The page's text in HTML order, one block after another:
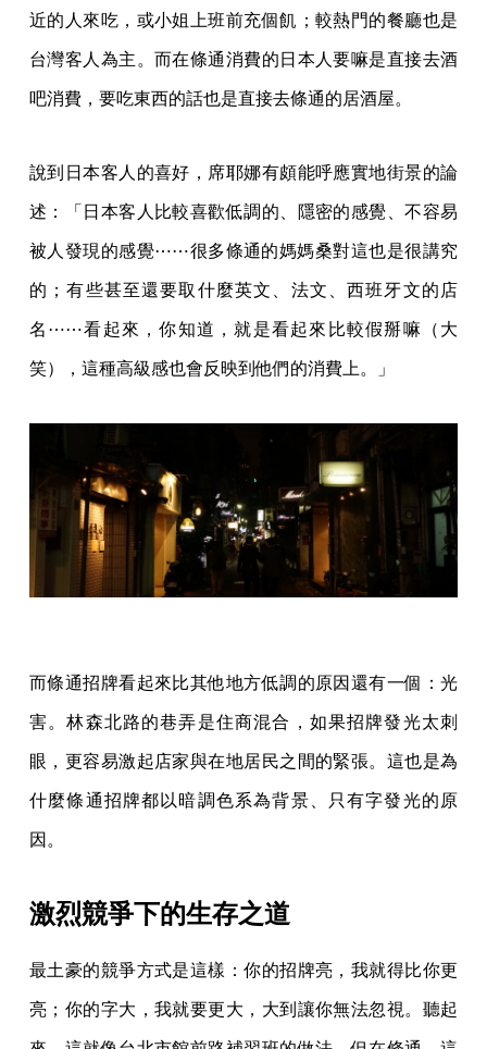
近的人來吃，或小姐上班前充個飢；較熱門的餐廳也是
台灣客人為主。而在條通消費的日本人要嘛是直接去酒
吧消費，要吃東西的話也是直接去條通的居酒屋。
說到日本客人的喜好，席耶娜有頗能呼應實地街景的論
述：「日本客人比較喜歡低調的、隱密的感覺、不容易
被人發現的感覺⋯⋯很多條通的媽媽桑對這也是很講究
的；有些甚至還要取什麼英文、法文、西班牙文的店
名⋯⋯看起來，你知道，就是看起來比較假掰嘛（大
笑），這種高級感也會反映到他們的消費上。」
而條通招牌看起來比其他地方低調的原因還有一個：光
害。林森北路的巷弄是住商混合，如果招牌發光太刺
眼，更容易激起店家與在地居民之間的緊張。這也是為
什麼條通招牌都以暗調色系為背景、只有字發光的原
因。
激烈競爭下的生存之道
最土豪的競爭方式是這樣：你的招牌亮，我就得比你更
亮；你的字大，我就要更大，大到讓你無法忽視。聽起